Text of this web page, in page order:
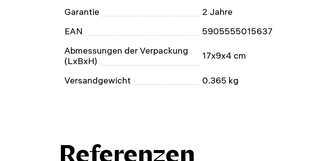
Garantie
2 Jahre
EAN
5905555015637
Abmessungen der Verpackung
(LxBxH)
17x9x4 cm
Versandgewicht 0.365 kg
Referenzen